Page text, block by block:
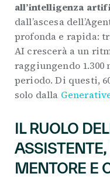
all’intelligenza
dall’ascesa
profonda e rapida:
AI crescerà a un
raggiungendo
periodo. Di questi,
solo dalla
IL RUOLO
MENTORE E